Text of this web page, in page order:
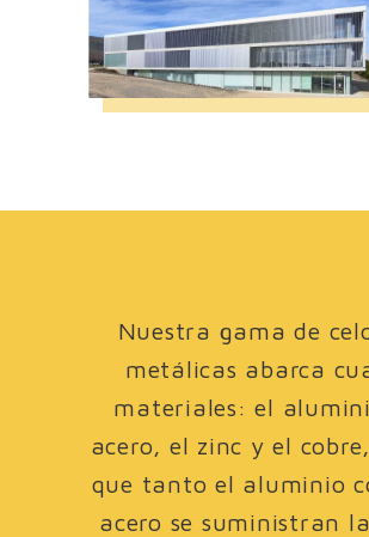
Nuestra gama de
metálicas abarca
materiales: el
acero, el zinc y el
que tanto el aluminio
acero se suministran